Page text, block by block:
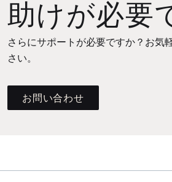
助けが必要
さらにサポートが必要ですか？お気
さい。
お問い合わせ